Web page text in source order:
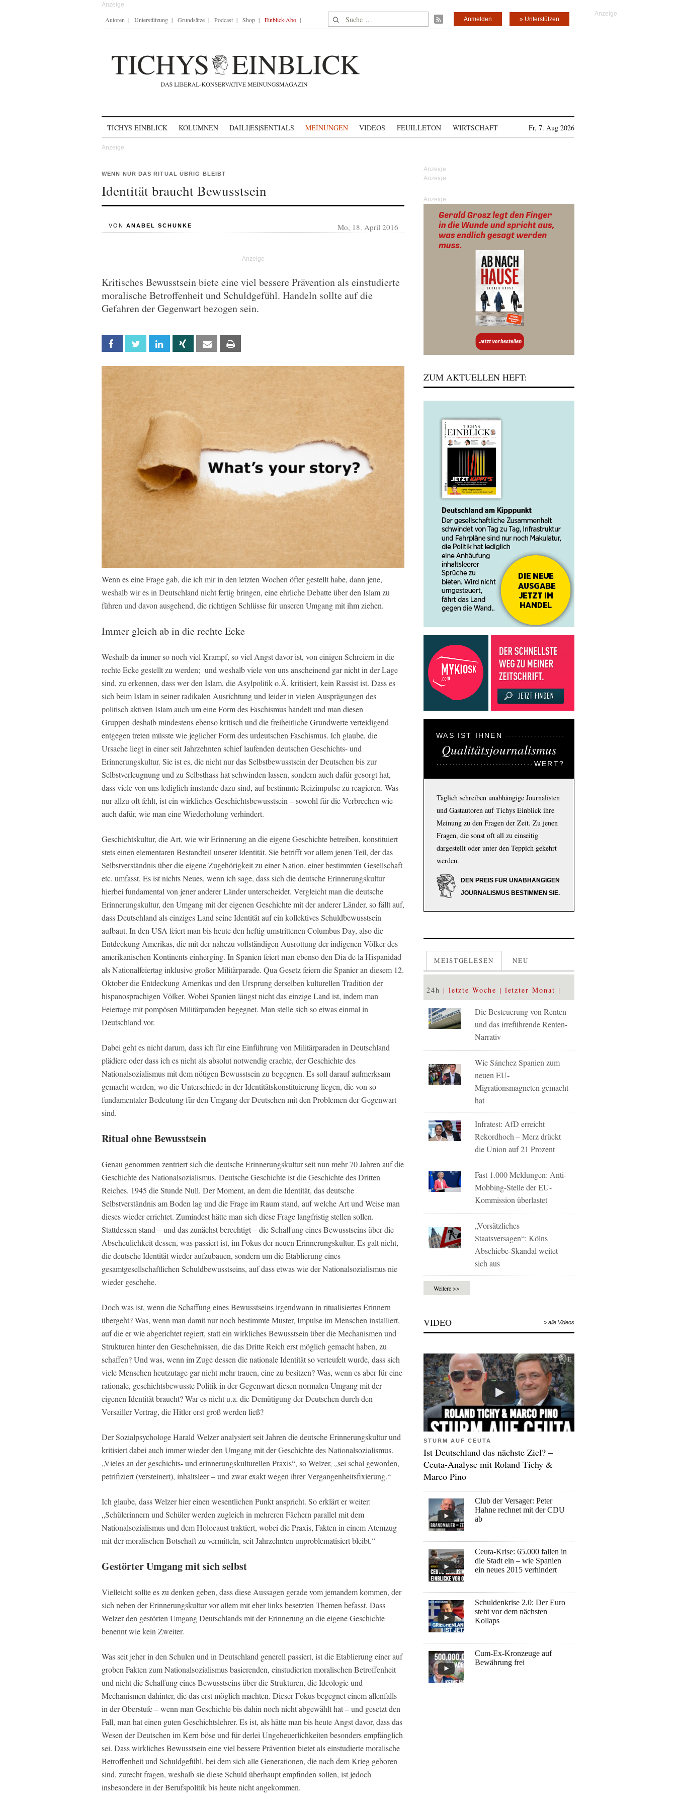
Autoren Unterstützung Grundsätze Podcast Shop Einblick-Abo Suche nach: » Unterstützen
Anmelden
TICHYS EINBLICK KOLUMNEN DAILI|ES|SENTIALS MEINUNGEN VIDEOS FEUILLETON WIRTSCHAFT Fr, 7. Aug 2026
WENN NUR DAS RITUAL ÜBRIG BLEIBT
Identität braucht Bewusstsein
VON ANABEL SCHUNKE Mo, 18. April 2016
Kritisches Bewusstsein biete eine viel bessere Prävention als einstudierte
moralische Betroffenheit und Schuldgefühl. Handeln sollte auf die
Gefahren der Gegenwart bezogen sein.
Facebook Twitter Linkedin Xing Email
Wenn es eine Frage gab, die ich mir in den letzten Wochen öfter gestellt habe, dann jene,
weshalb wir es in Deutschland nicht fertig bringen, eine ehrliche Debatte über den Islam zu
führen und davon ausgehend, die richtigen Schlüsse für unseren Umgang mit ihm ziehen.
Immer gleich ab in die rechte Ecke
Weshalb da immer so noch viel Krampf, so viel Angst davor ist, von einigen Schreiern in die
rechte Ecke gestellt zu werden; und weshalb viele von uns anscheinend gar nicht in der Lage
sind, zu erkennen, dass wer den Islam, die Asylpolitik o.Ä. kritisiert, kein Rassist ist. Dass es
sich beim Islam in seiner radikalen Ausrichtung und leider in vielen Ausprägungen des
politisch aktiven Islam auch um eine Form des Faschismus handeltund man diesen
Gruppen deshalb mindestens ebenso kritisch und die freiheitliche Grundwerte verteidigend
entgegen treten müsste wie jeglicher Form des urdeutschen Faschismus. Ich glaube, die
Ursache liegt in einer seit Jahrzehnten schief laufenden deutschen Geschichts- und
Erinnerungskultur. Sie ist es, die nicht nur das Selbstbewusstsein der Deutschen bis zur
Selbstverleugnung und zu Selbsthass hat schwinden lassen, sondern auch dafür gesorgt hat,
dass viele von uns lediglich imstande dazu sind, auf bestimmte Reizimpulse zu reagieren. Was
nur allzu oft fehlt, ist ein wirkliches Geschichtsbewusstsein – sowohl für die Verbrechen wie
auch dafür, wie man eine Wiederholung verhindert.
Geschichtskultur, die Art, wie wir Erinnerung an die eigene Geschichte betreiben, konstituiert
stets einen elementaren Bestandteil unserer Identität. Sie betrifft vor allem jenen Teil, der das
Selbstverständnis über die eigene Zugehörigkeit zu einer Nation, einer bestimmten Gesellschaft
etc. umfasst. Es ist nichts Neues, wenn ich sage, dass sich die deutsche Erinnerungskultur
hierbei fundamental von jener anderer Länder unterscheidet. Vergleicht man die deutsche
Erinnerungskultur, den Umgang mit der eigenen Geschichte mit der anderer Länder, so fällt auf,
dass Deutschland als einziges Land seine Identität auf ein kollektives Schuldbewusstsein
aufbaut. In den USA feiert man bis heute den heftig umstrittenen Columbus Day, also die
Entdeckung Amerikas, die mit der nahezu vollständigen Ausrottung der indigenen Völker des
amerikanischen Kontinents einherging. In Spanien feiert man ebenso den Dia de la Hispanidad
als Nationalfeiertag inklusive großer Militärparade. Qua Gesetz feiern die Spanier an diesem 12.
Oktober die Entdeckung Amerikas und den Ursprung derselben kulturellen Tradition der
hispanosprachigen Völker. Wobei Spanien längst nicht das einzige Land ist, indem man
Feiertage mit pompösen Militärparaden begegnet. Man stelle sich so etwas einmal in
Deutschland vor.
Dabei geht es nicht darum, dass ich für eine Einführung von Militärparaden in Deutschland
plädiere oder dass ich es nicht als absolut notwendig erachte, der Geschichte des
Nationalsozialismus mit dem nötigen Bewusstsein zu begegnen. Es soll darauf aufmerksam
gemacht werden, wo die Unterschiede in der Identitätskonstituierung liegen, die von so
fundamentaler Bedeutung für den Umgang der Deutschen mit den Problemen der Gegenwart
sind.
Ritual ohne Bewusstsein
Genau genommen zentriert sich die deutsche Erinnerungskultur seit nun mehr 70 Jahren auf die
Geschichte des Nationalsozialismus. Deutsche Geschichte ist die Geschichte des Dritten
Reiches. 1945 die Stunde Null. Der Moment, an dem die Identität, das deutsche
Selbstverständnis am Boden lag und die Frage im Raum stand, auf welche Art und Weise man
dieses wieder errichtet. Zumindest hätte man sich diese Frage langfristig stellen sollen.
Stattdessen stand – und das zunächst berechtigt – die Schaffung eines Bewusstseins über die
Abscheulichkeit dessen, was passiert ist, im Fokus der neuen Erinnerungskultur. Es galt nicht,
die deutsche Identität wieder aufzubauen, sondern um die Etablierung eines
gesamtgesellschaftlichen Schuldbewusstseins, auf dass etwas wie der Nationalsozialismus nie
wieder geschehe.
Doch was ist, wenn die Schaffung eines Bewusstseins irgendwann in ritualisiertes Erinnern
übergeht? Was, wenn man damit nur noch bestimmte Muster, Impulse im Menschen installiert,
auf die er wie abgerichtet regiert, statt ein wirkliches Bewusstsein über die Mechanismen und
Strukturen hinter den Geschehnissen, die das Dritte Reich erst möglich gemacht haben, zu
schaffen? Und was, wenn im Zuge dessen die nationale Identität so verteufelt wurde, dass sich
viele Menschen heutzutage gar nicht mehr trauen, eine zu besitzen? Was, wenn es aber für eine
rationale, geschichtsbewusste Politik in der Gegenwart diesen normalen Umgang mit der
eigenen Identität braucht? War es nicht u.a. die Demütigung der Deutschen durch den
Versailler Vertrag, die Hitler erst groß werden ließ?
Der Sozialpsychologe Harald Welzer analysiert seit Jahren die deutsche Erinnerungskultur und
kritisiert dabei auch immer wieder den Umgang mit der Geschichte des Nationalsozialismus.
„Vieles an der geschichts- und erinnerungskulturellen Praxis“, so Welzer, „sei schal geworden,
petrifiziert (versteinert), inhaltsleer – und zwar exakt wegen ihrer Vergangenheitsfixierung.“
Ich glaube, dass Welzer hier einen wesentlichen Punkt anspricht. So erklärt er weiter:
„Schülerinnern und Schüler werden zugleich in mehreren Fächern parallel mit dem
Nationalsozialismus und dem Holocaust traktiert, wobei die Praxis, Fakten in einem Atemzug
mit der moralischen Botschaft zu vermitteln, seit Jahrzehnten unproblematisiert bleibt.“
Gestörter Umgang mit sich selbst
Vielleicht sollte es zu denken geben, dass diese Aussagen gerade vom jemandem kommen, der
sich neben der Erinnerungskultur vor allem mit eher links besetzten Themen befasst. Dass
Welzer den gestörten Umgang Deutschlands mit der Erinnerung an die eigene Geschichte
benennt wie kein Zweiter.
Was seit jeher in den Schulen und in Deutschland generell passiert, ist die Etablierung einer auf
groben Fakten zum Nationalsozialismus basierenden, einstudierten moralischen Betroffenheit
und nicht die Schaffung eines Bewusstseins über die Strukturen, die Ideologie und
Mechanismen dahinter, die das erst möglich machten. Dieser Fokus begegnet einem allenfalls
in der Oberstufe – wenn man Geschichte bis dahin noch nicht abgewählt hat – und gesetzt den
Fall, man hat einen guten Geschichtslehrer. Es ist, als hätte man bis heute Angst davor, dass das
Wesen der Deutschen im Kern böse und für derlei Ungeheuerlichkeiten besonders empfänglich
sei. Dass wirkliches Bewusstsein eine viel bessere Prävention bietet als einstudierte moralische
Betroffenheit und Schuldgefühl, bei dem sich alle Generationen, die nach dem Krieg geboren
sind, zurecht fragen, weshalb sie diese Schuld überhaupt empfinden sollen, ist jedoch
insbesondere in der Berufspolitik bis heute nicht angekommen.
Anzeige
ZUM AKTUELLEN HEFT:
WAS IST IHNEN
Qualitätsjournalismus
WERT?
Täglich schreiben unabhängige Journalisten
und Gastautoren auf Tichys Einblick ihre
Meinung zu den Fragen der Zeit. Zu jenen
Fragen, die sonst oft all zu einseitig
dargestellt oder unter den Teppich gekehrt
werden.
DEN PREIS FÜR UNABHÄNGIGEN
JOURNALISMUS BESTIMMEN SIE.
MEISTGELESEN NEU
24h letzte Woche letzter Monat
Die Besteuerung von Renten
und das irreführende Renten-
Narrativ
Wie Sánchez Spanien zum
neuen EU-
Migrationsmagneten gemacht
hat
Infratest: AfD erreicht
Rekordhoch – Merz drückt
die Union auf 21 Prozent
Fast 1.000 Meldungen: Anti-
Mobbing-Stelle der EU-
Kommission überlastet
„Vorsätzliches
Staatsversagen“: Kölns
Abschiebe-Skandal weitet
sich aus
Weitere >>
VIDEO » alle Videos
STURM AUF CEUTA
Ist Deutschland das nächste Ziel? –
Ceuta-Analyse mit Roland Tichy &
Marco Pino
Club der Versager: Peter
Hahne rechnet mit der CDU
ab
Ceuta-Krise: 65.000 fallen in
die Stadt ein – wie Spanien
ein neues 2015 verhindert
Schuldenkrise 2.0: Der Euro
steht vor dem nächsten
Kollaps
Cum-Ex-Kronzeuge auf
Bewährung frei